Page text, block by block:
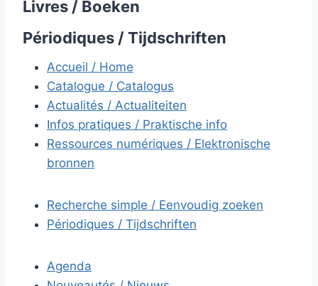
Livres / Boeken
Périodiques / Tijdschriften
Accueil / Home
Catalogue / Catalogus
Actualités / Actualiteiten
Infos pratiques / Praktische info
Ressources numériques / Elektronische
bronnen
Recherche simple / Eenvoudig zoeken
Périodiques / Tijdschriften
Agenda